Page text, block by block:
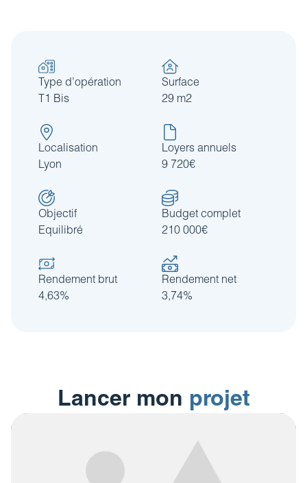
Type d’opération
T1 Bis
Surface
29 m2
Localisation
Lyon
Loyers annuels
9 720€
Objectif
Equilibré
Budget complet
210 000€
Rendement brut
4,63%
Rendement net
3,74%
Lancer mon projet